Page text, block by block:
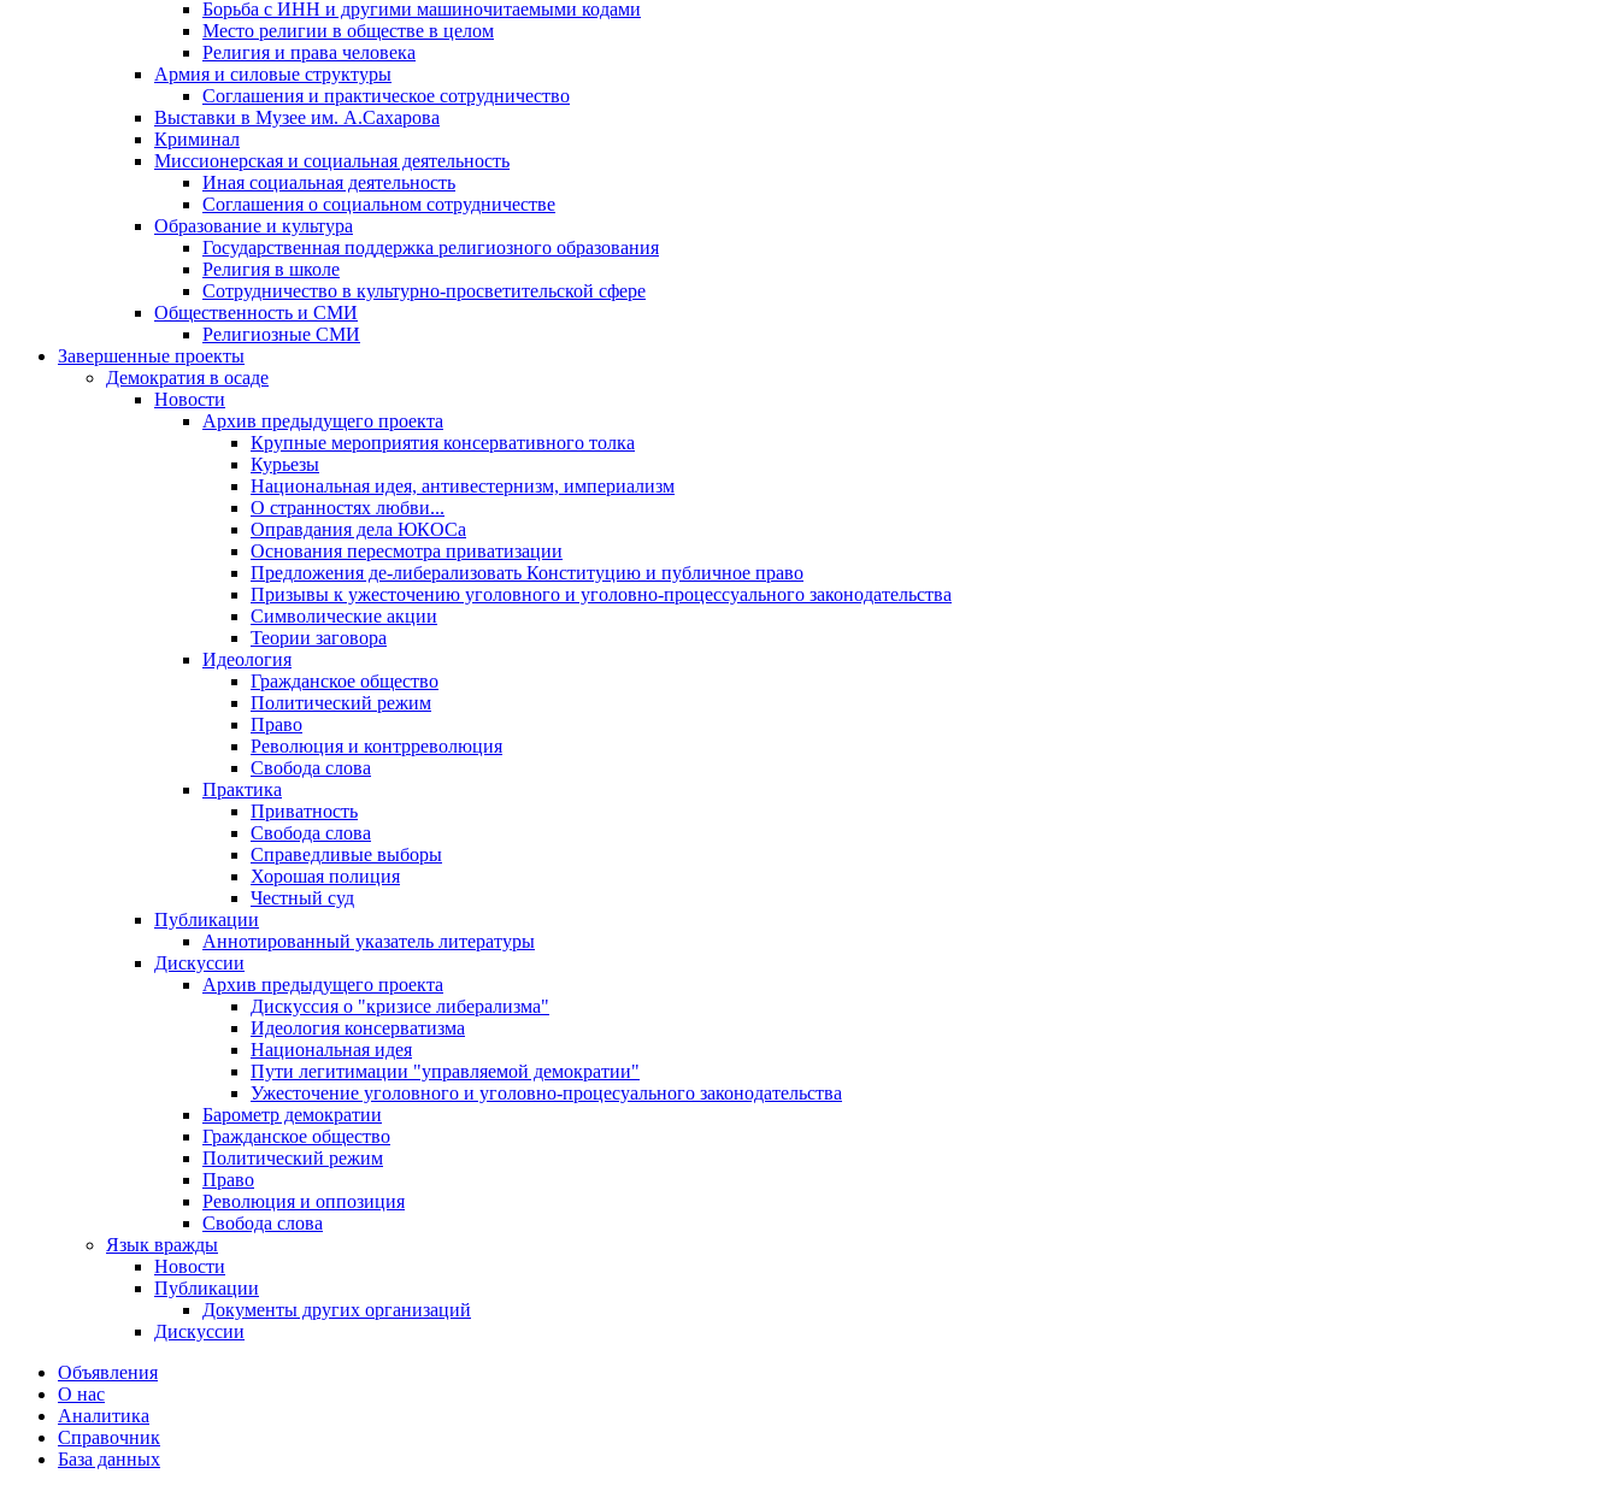
Борьба с ИНН и другими машиночитаемыми кодами
Место религии в обществе в целом
Религия и права человека
Армия и силовые структуры
Соглашения и практическое сотрудничество
Выставки в Музее им. А.Сахарова
Криминал
Миссионерская и социальная деятельность
Иная социальная деятельность
Соглашения о социальном сотрудничестве
Образование и культура
Государственная поддержка религиозного образования
Религия в школе
Сотрудничество в культурно-просветительской сфере
Общественность и СМИ
Религиозные СМИ
Завершенные проекты
Демократия в осаде
Новости
Архив предыдущего проекта
Крупные мероприятия консервативного толка
Курьезы
Национальная идея, антивестернизм, империализм
О странностях любви...
Оправдания дела ЮКОСа
Основания пересмотра приватизации
Предложения де-либерализовать Конституцию и публичное право
Призывы к ужесточению уголовного и уголовно-процессуального законодательства
Символические акции
Теории заговора
Идеология
Гражданское общество
Политический режим
Право
Революция и контрреволюция
Свобода слова
Практика
Приватность
Свобода слова
Справедливые выборы
Хорошая полиция
Честный суд
Публикации
Аннотированный указатель литературы
Дискуссии
Архив предыдущего проекта
Дискуссия о "кризисе либерализма"
Идеология консерватизма
Национальная идея
Пути легитимации "управляемой демократии"
Ужесточение уголовного и уголовно-процесуального законодательства
Барометр демократии
Гражданское общество
Политический режим
Право
Революция и оппозиция
Свобода слова
Язык вражды
Новости
Публикации
Документы других организаций
Дискуссии
Объявления
О нас
Аналитика
Справочник
База данных